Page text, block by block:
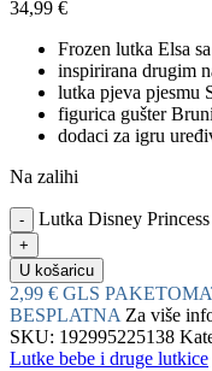
34,99 €
Frozen lutka Elsa
inspirirana drugim
lutka pjeva pjesmu
figurica gušter Bruni
dodaci za igru
Na zalihi
Lutka Disney
U košaricu
2,99 € GLS
BESPLATNA Za više
SKU: 192995225138
Lutke bebe i druge lutkice